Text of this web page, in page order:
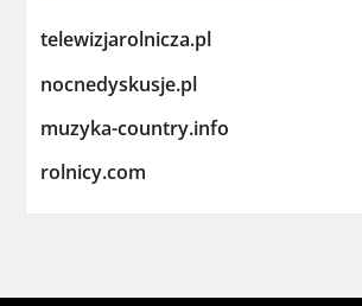
telewizjarolnicza.pl
nocnedyskusje.pl
muzyka-country.info
rolnicy.com